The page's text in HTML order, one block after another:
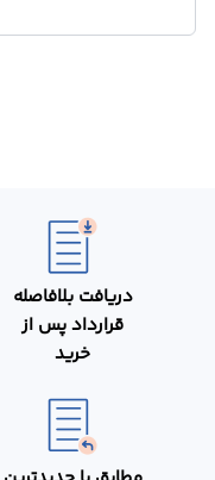
دریافت بلافاصله
قرارداد پس از
خرید